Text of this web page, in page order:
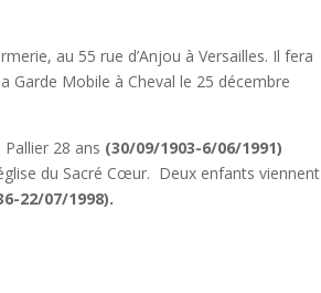
au 55 rue d’Anjou à Versailles. Il fera
Mobile à Cheval le 25 décembre
28 ans (30/09/1903-6/06/1991)
du Sacré Cœur. Deux enfants viennent
22/07/1998).